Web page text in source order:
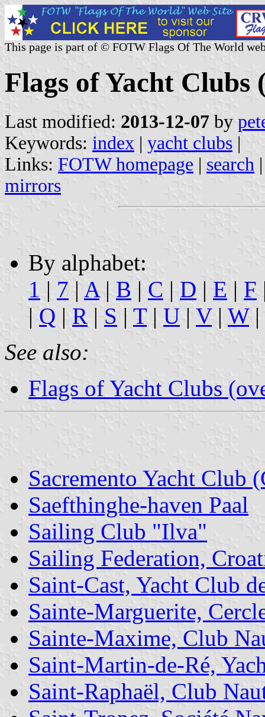
This page is part of © FOTW Flags Of The World
Flags of Yacht
Last modified: 2013-12-07 by
Keywords: index | yacht clubs |
Links: FOTW homepage | search
mirrors
By alphabet:
1 | 7 | A| B | C | D | E | F
| Q | R | S | T| U | V| W|
See also:
Flags of Yacht Clubs
Sacremento Yacht Club
Saefthinghe-haven Paal
Sailing Club "Ilva"
Sailing Federation,
Saint-Cast, Yacht Club
Sainte-Marguerite,
Sainte-Maxime, Club
Saint-Martin-de-Ré,
Saint-Raphaël, Club